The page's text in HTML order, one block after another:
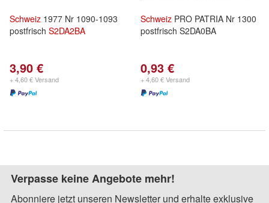
Schweiz 1977 Nr 1090-1093
postfrisch S2DA2BA
3,90 €
+ 4,60 € Versand
Schweiz PRO PATRIA Nr 1300
postfrisch S2DA0BA
0,93 €
+ 4,60 € Versand
Verpasse keine Angebote mehr!
Abonniere jetzt unseren Newsletter und erhalte exklusive